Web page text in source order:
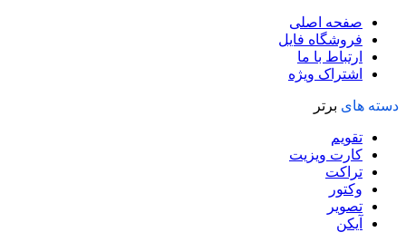
صفحه اصلی
فروشگاه فایل
ارتباط با ما
اشتراک ویژه
دسته های برتر
تقویم
کارت ویزیت
تراکت
وکتور
تصویر
آیکن